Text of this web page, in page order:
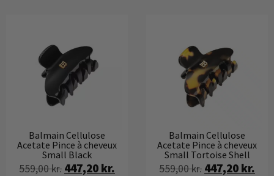
Balmain Cellulose
Acetate Pince à cheveux
Small Black
559,00kr. 447,20 kr.
Balmain Cellulose
Acetate Pince à cheveux
Small Tortoise Shell
559,00kr. 447,20 kr.